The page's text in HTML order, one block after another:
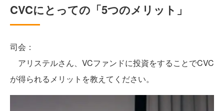
CVCにとっての「5つのメリット」
司会：
アリステルさん、VCファンドに投資をすることでCVC
が得られるメリットを教えてください。